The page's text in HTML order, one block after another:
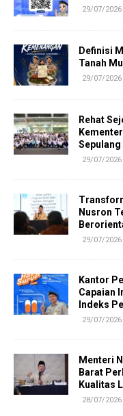
29/07/2026
Definisi
Tanah
29/07/2026
Rehat
Sepulang
29/07/2026
Nusron
29/07/2026
Kantor
Capaian
Indeks
29/07/2026
Menteri
Barat
Kualitas
28/07/2026